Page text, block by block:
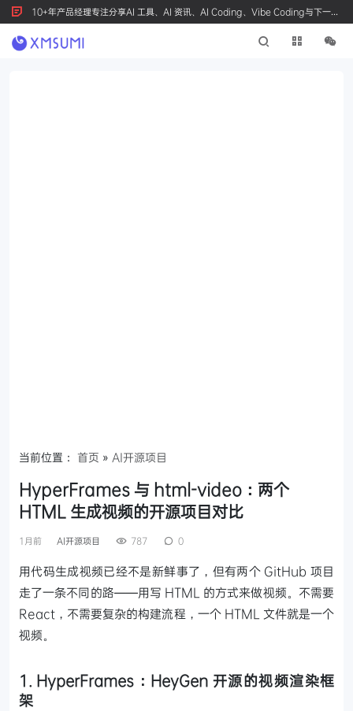
10+年产品经理专注分享AI 工具、AI 资讯、AI Coding、Vibe Coding与下一代
产品创新，按 Ctrl+D 收藏我们
当前位置： 首页 » AI开源项目
HyperFrames 与 html-video：两个
HTML 生成视频的开源项目对比
1月前 AI开源项目 787 0
用代码生成视频已经不是新鲜事了，但有两个 GitHub 项目
走了一条不同的路——用写 HTML 的方式来做视频。不需要
React，不需要复杂的构建流程，一个 HTML 文件就是一个
视频。
1. HyperFrames：HeyGen 开源的视频渲染框
架